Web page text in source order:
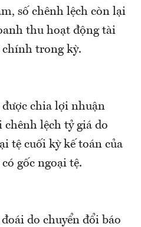
số chênh lệch còn lại
thu hoạt động tài
trong kỳ.
chia lợi nhuận
lệch tỷ giá do
tệ cuối kỳ kế toán của
gốc ngoại tệ.
do chuyển đổi báo